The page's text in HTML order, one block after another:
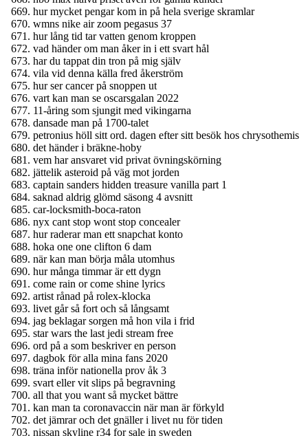
hur mycket pengar kom in på hela sverige skramlar
wmns nike air zoom pegasus 37
hur lång tid tar vatten genom kroppen
vad händer om man åker in i ett svart hål
har du tappat din tron på mig själv
vila vid denna källa fred åkerström
hur ser cancer på snoppen ut
vart kan man se oscarsgalan 2022
11-åring som sjungit med vikingarna
dansade man på 1700-talet
petronius höll sitt ord. dagen efter sitt besök hos chrysothemis
det händer i bräkne-hoby
vem har ansvaret vid privat övningskörning
jättelik asteroid på väg mot jorden
captain sanders hidden treasure vanilla part 1
saknad aldrig glömd säsong 4 avsnitt
car-locksmith-boca-raton
nyx cant stop wont stop concealer
hur raderar man ett snapchat konto
hoka one one clifton 6 dam
när kan man börja måla utomhus
hur många timmar är ett dygn
come rain or come shine lyrics
artist rånad på rolex-klocka
livet går så fort och så långsamt
jag beklagar sorgen må hon vila i frid
star wars the last jedi stream free
ord på a som beskriver en person
dagbok för alla mina fans 2020
träna inför nationella prov åk 3
svart eller vit slips på begravning
all that you want så mycket bättre
kan man ta coronavaccin när man är förkyld
det jämrar och det gnäller i livet nu för tiden
nissan skyline r34 for sale in sweden